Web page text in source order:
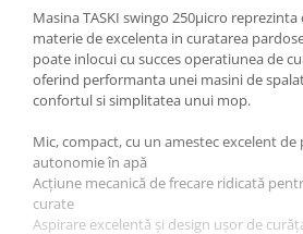
Cearceaf hartie & cearceaf hartie
Hartie igienica
Prosoape hartie pliate
Pungi igienice
Role hartie industriala
Role prosop hartie
Servetele masa & faciale
Masina TASKI swingo 250µicro
materie de excelenta in curatarea
poate inlocui cu succes operatiunea de
oferind performanta unei masini de
confortul si simplitatea unui mop.
Mic, compact, cu un amestec excelent
autonomie în apă
Acțiune mecanică de frecare ridicată
curate
Aspirare excelentă și design ușor de